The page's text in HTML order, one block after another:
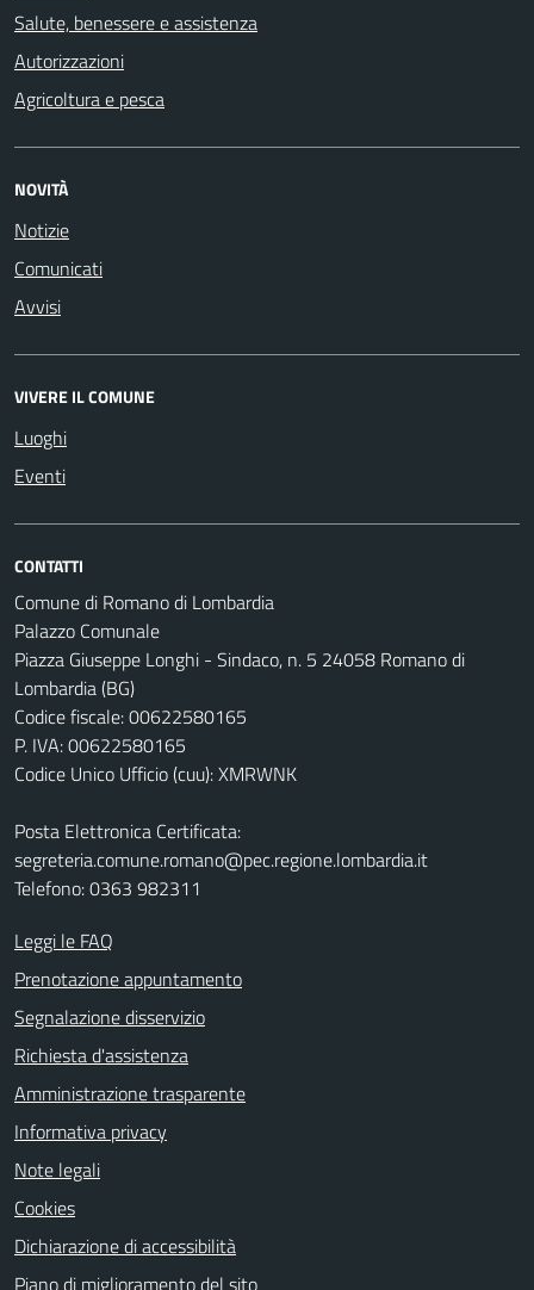
Salute, benessere e assistenza
Autorizzazioni
Agricoltura e pesca
NOVITÀ
Notizie
Comunicati
Avvisi
VIVERE IL COMUNE
Luoghi
Eventi
CONTATTI
Comune di Romano di Lombardia
Palazzo Comunale
Piazza Giuseppe Longhi - Sindaco, n. 5 24058 Romano di
Lombardia (BG)
Codice fiscale: 00622580165
P. IVA: 00622580165
Codice Unico Ufficio (cuu): XMRWNK
Posta Elettronica Certificata:
segreteria.comune.romano@pec.regione.lombardia.it
Telefono: 0363 982311
Leggi le FAQ
Prenotazione appuntamento
Segnalazione disservizio
Richiesta d'assistenza
Amministrazione trasparente
Informativa privacy
Note legali
Cookies
Dichiarazione di accessibilità
Piano di miglioramento del sito